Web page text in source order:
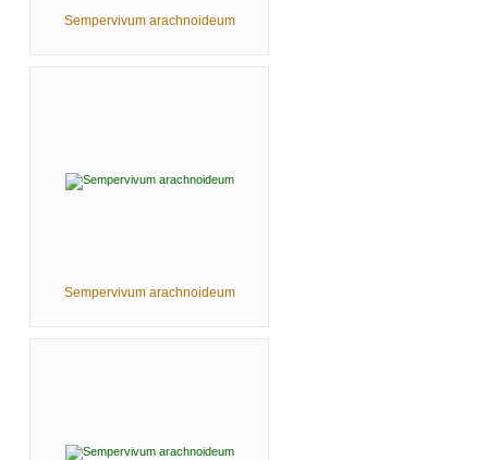
Sempervivum arachnoideum
Sempervivum arachnoideum